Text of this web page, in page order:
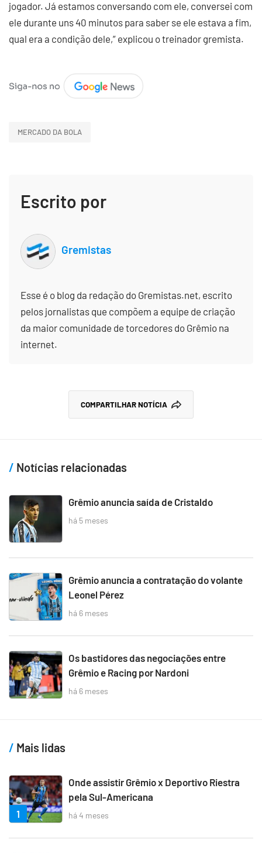
jogador. Já estamos conversando com ele, conversei com
ele durante uns 40 minutos para saber se ele estava a fim,
qual era a condição dele,” explicou o treinador gremista.
MERCADO DA BOLA
Escrito por
Gremistas
Esse é o blog da redação do Gremistas.net, escrito
pelos jornalistas que compõem a equipe de criação
da maior comunidade de torcedores do Grêmio na
internet.
COMPARTILHAR NOTÍCIA
Notícias relacionadas
Grêmio anuncia saída de Cristaldo
há 5 meses
Grêmio anuncia a contratação do volante
Leonel Pérez
há 6 meses
Os bastidores das negociações entre
Grêmio e Racing por Nardoni
há 6 meses
Mais lidas
1
Onde assistir Grêmio x Deportivo Riestra
pela Sul-Americana
há 4 meses